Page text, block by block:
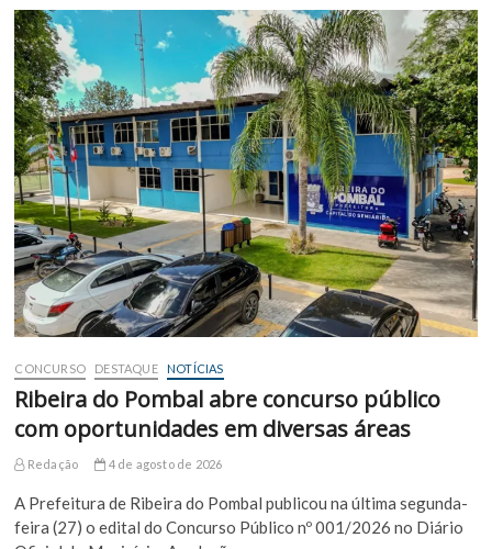
CONCURSO DESTAQUE NOTÍCIAS
Ribeira do Pombal abre concurso público
com oportunidades em diversas áreas
Redação 4 de agosto de 2026
A Prefeitura de Ribeira do Pombal publicou na última segunda-
feira (27) o edital do Concurso Público nº 001/2026 no Diário